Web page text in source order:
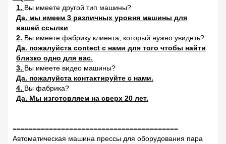
1. Вы имеете другой тип машины?
Да. мы имеем 3 различных уровня машины для
вашей ссылки
2. Вы имеете фабрику клиента, который нужно увидеть?
Да. пожалуйста contect с нами для того чтобы найти
близко одно для вас.
3. Вы имеете видео машины?
Да. пожалуйста контактируйте с нами.
4. Вы фабрика?
Да. Мы изготовляем на сверх 20 лет.
=========================================
Автоматическая машина прессы для оборудования пара